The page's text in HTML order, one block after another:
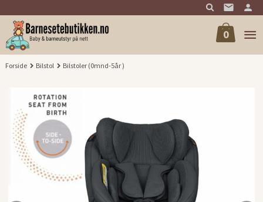
til
innholdet
0
Forside Bilstol Bilstoler (0mnd-5år )